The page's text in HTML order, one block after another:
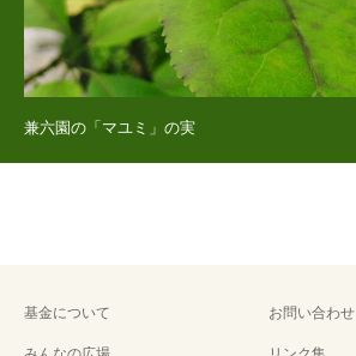
兼六園の「マユミ」の実
基金について
お問い合わせ